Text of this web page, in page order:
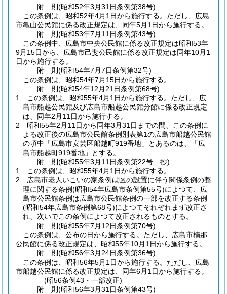
附 則(昭和52年3月31日条例第38号)
この条例は、昭和52年4月1日から施行する。 ただし、広島
市亀山公民館に係る改正規定は、同年5月1日から施行する。
附 則(昭和53年7月11日条例第43号)
この条例中、広島市中央公民館に係る改正規定は昭和53年
9月15日から、広島市己斐公民館に係る改正規定は同年10月1
日から施行する。
附 則(昭和54年7月7日条例第32号)
この条例は、昭和54年7月15日から施行する。
附 則(昭和54年12月21日条例第68号)
1
この条例は、昭和55年4月1日から施行する。 ただし、広
島市船越公民館及び広島市船越公民館分館に係る改正規定
は、同年2月11日から施行する。
2
昭和55年2月11日から同年3月31日までの間、この条例に
よる改正後の広島市公民館条例別表第1の広島市船越公民館
の項中「広島市安芸区船越町919番地」とあるのは、「広
島市船越町919番地」とする。
附 則(昭和55年3月11日条例第22号 抄)
1
この条例は、昭和55年4月1日から施行する。
2
広島市老人いこいの家条例は区の設置に伴う関係条例の整
理に関する条例(昭和54年広島市条例第55号)によつて、広
島市公民館条例は広島市公民館条例の一部を改正する条例
(昭和54年広島市条例第68号)によつてそれぞれまず改正さ
れ、次いでこの条例によつて改正されるものとする。
附 則(昭和55年7月12日条例第70号)
この条例は、公布の日から施行する。 ただし、広島市楠那
公民館に係る改正規定は、昭和55年10月1日から施行する。
附 則(昭和56年3月24日条例第36号)
この条例は、昭和56年5月1日から施行する。 ただし、広島
市船越公民館に係る改正規定は、同年6月1日から施行する。
(昭56条例43・一部改正)
附 則(昭和56年3月31日条例第43号)